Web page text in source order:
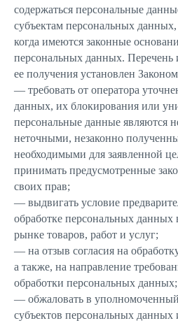
содержаться персональные
субъектам персональных
когда имеются законные
персональных данных.
ее получения установлен
— требовать от оператора
данных, их блокирования или
персональные данные являются
неточными, незаконно
необходимыми для заявленной
принимать предусмотренные
своих прав;
— выдвигать условие
обработке персональных
рынке товаров, работ и услуг;
— на отзыв согласия на
а также, на направление
обработки персональных данных;
— обжаловать в
субъектов персональных данных